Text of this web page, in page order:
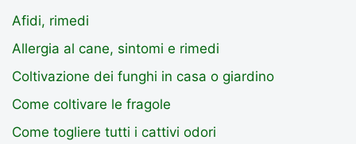
Afidi, rimedi
Allergia al cane, sintomi e rimedi
Coltivazione dei funghi in casa o giardino
Come coltivare le fragole
Come togliere tutti i cattivi odori